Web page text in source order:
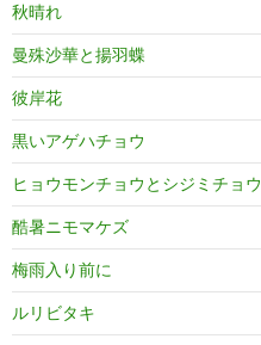
秋晴れ
曼殊沙華と揚羽蝶
彼岸花
黒いアゲハチョウ
ヒョウモンチョウとシジミチョウ
酷暑ニモマケズ
梅雨入り前に
ルリビタキ